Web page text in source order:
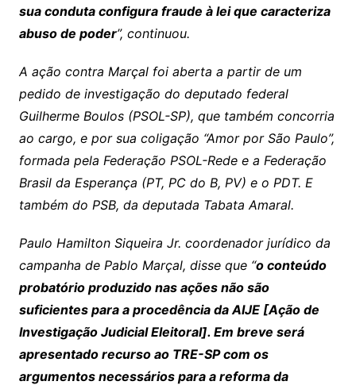
sua conduta configura fraude à lei que caracteriza
abuso de poder”, continuou.
A ação contra Marçal foi aberta a partir de um
pedido de investigação do deputado federal
Guilherme Boulos (PSOL-SP), que também concorria
ao cargo, e por sua coligação “Amor por São Paulo”,
formada pela Federação PSOL-Rede e a Federação
Brasil da Esperança (PT, PC do B, PV) e o PDT. E
também do PSB, da deputada Tabata Amaral.
Paulo Hamilton Siqueira Jr. coordenador jurídico da
campanha de Pablo Marçal, disse que “o conteúdo
probatório produzido nas ações não são
suficientes para a procedência da AIJE [Ação de
Investigação Judicial Eleitoral]. Em breve será
apresentado recurso ao TRE-SP com os
argumentos necessários para a reforma da